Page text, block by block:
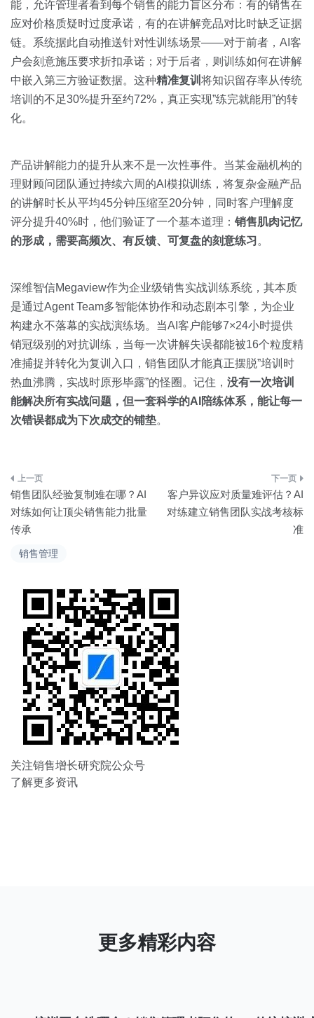
销售管理
能，允许管理者看到每个销售的能力盲区分布：有的销售在
应对价格质疑时过度承诺，有的在讲解竞品对比时缺乏证据
链。系统据此自动推送针对性训练场景——对于前者，AI客
户会刻意施压要求折扣承诺；对于后者，则训练如何在讲解
中嵌入第三方验证数据。这种精准复训 将知识留存率从传统
培训的不足30%提升至约72%，真正实现”练完就能用”的转
化。
产品讲解能力的提升从来不是一次性事件。当某金融机构的
理财顾问团队通过持续六周的AI模拟训练，将复杂金融产品
的讲解时长从平均45分钟压缩至20分钟，同时客户理解度
评分提升40%时，他们验证了一个基本道理： 销售肌肉记忆
的形成，需要高频次、有反馈、可复盘的刻意练习 。
深维智信Megaview作为企业级销售实战训练系统，其本质
是通过Agent Team多智能体协作和动态剧本引擎，为企业
构建永不落幕的实战演练场。当AI客户能够7×24小时提供
销冠级别的对抗训练，当每一次讲解失误都能被16个粒度精
准捕捉并转化为复训入口，销售团队才能真正摆脱”培训时
热血沸腾，实战时原形毕露”的怪圈。记住， 没有一次培训
能解决所有实战问题，但一套科学的AI陪练体系，能让每一
次错误都成为下次成交的铺垫。
文
章
导
销售团队经验复制难在哪？AI
对练如何让顶尖销售能力批量
传承
客户异议应对质量难评估？AI
对练建立销售团队实战考核标
准
关注销售增长研究院公众号
了解更多资讯